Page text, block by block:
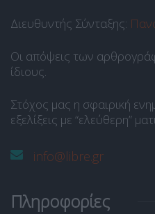
Διευθυντής Σύνταξης:
Οι απόψεις των
ίδιους.
Στόχος μας η σφαιρική
εξελίξεις με “ελεύθερη”
info@libre.gr
Πληροφορίες